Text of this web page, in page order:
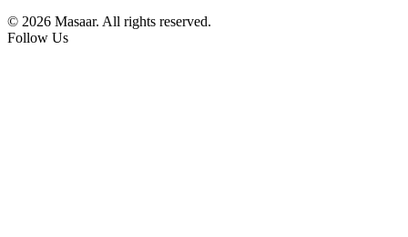
© 2026 Masaar. All rights reserved.
Follow Us